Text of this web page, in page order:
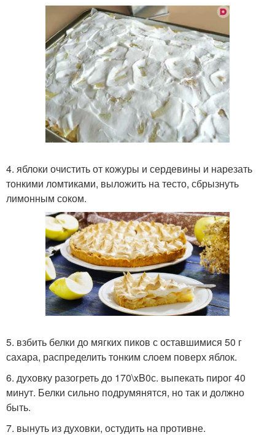
4. яблоки очистить от кожуры и сердевины и нарезать
тонкими ломтиками, выложить на тесто, сбрызнуть
лимонным соком.
5. взбить белки до мягких пиков с оставшимися 50 г
сахара, распределить тонким слоем поверх яблок.
6. духовку разогреть до 170\xB0с. выпекать пирог 40
минут. Белки сильно подрумянятся, но так и должно
быть.
7. вынуть из духовки, остудить на противне.